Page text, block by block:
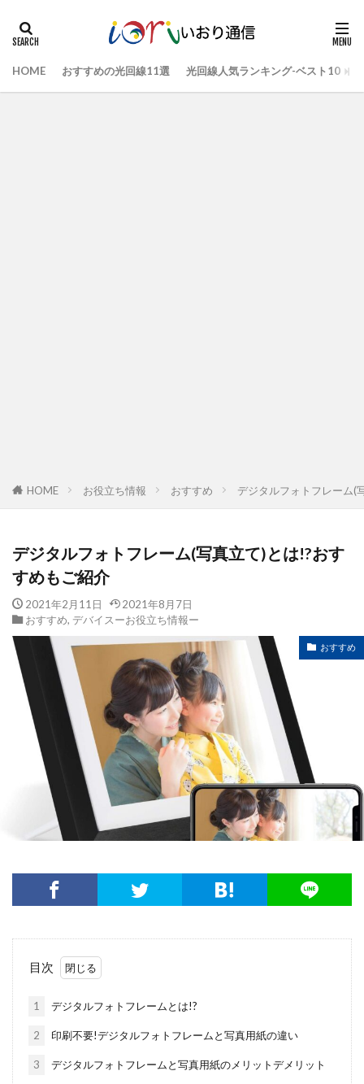
HOME おすすめの光回線11選 光回線人気ランキング-ベスト10
HOME お役立ち情報 おすすめ デジタルフォトフレーム(
デジタルフォトフレーム(写真立て)とは!?おす
すめもご紹介
2021年2月11日
2021年8月7日
おすすめ, デバイスーお役立ち情報ー
おすすめ
目次
1 デジタルフォトフレームとは!?
2 印刷不要!デジタルフォトフレームと写真用紙の違い
3 デジタルフォトフレームと写真用紙のメリットデメリット